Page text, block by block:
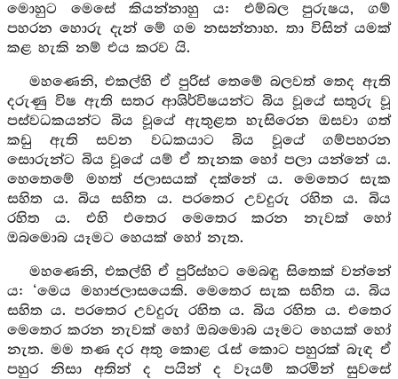
මොහුට මෙසේ කියන්නාහු ය: එම්බල පුරුෂය, ගම්
පහරන හොරු දැන් මේ ගම නසන්නාහ. තා විසින් යමක්
කළ හැකි නම් එය කරව යි.
මහණෙනි, එකල්හි ඒ පුරිස් තෙමේ බලවත් තෙද ඇති
දරුණු විෂ ඇති සතර ආශිර්විෂයන්ට බිය වූයේ සතුරු වූ
පස්වධකයන්ට බිය වූයේ ඇතුළත හැසිරෙන ඔසවා ගත්
කඩු ඇති සවන වධකයාට බිය වූයේ ගම්පහරන
සොරුන්ට බිය වූයේ යම් ඒ තැනක හෝ පලා යන්නේ ය.
හෙතෙමේ මහත් ජලාසයක් දක්නේ ය. මෙතෙර සැක
සහිත ය. බිය සහිත ය. පරතෙර උවදුරු රහිත ය. බිය
රහිත ය. එහි එතෙර මෙතෙර කරන නැවක් හෝ
ඔබමොබ යෑමට හෙයක් හෝ නැත.
මහණෙනි, එකල්හි ඒ පුරිස්හට මෙබඳු සිතෙක් වන්නේ
ය: ‘මෙය මහාජලාසයෙකි. මෙතෙර සැක සහිත ය. බිය
සහිත ය. පරතෙර උවදුරු රහිත ය. බිය රහිත ය. එතෙර
මෙතෙර කරන නැවක් හෝ ඔබමොබ යෑමට හෙයක් හෝ
නැත. මම තණ දර අතු කොළ රැස් කොට පහුරක් බැඳ ඒ
පහුර නිසා අතින් ද පයින් ද වෑයම් කරමින් සුවසේ